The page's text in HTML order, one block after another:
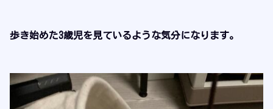
歩き始めた3歳児を見ているような気分になります。